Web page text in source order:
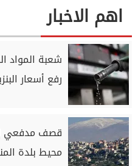
اهم الاخبار
شعبة المواد
رفع أسعار
قصف مدفعي
محيط بلدة